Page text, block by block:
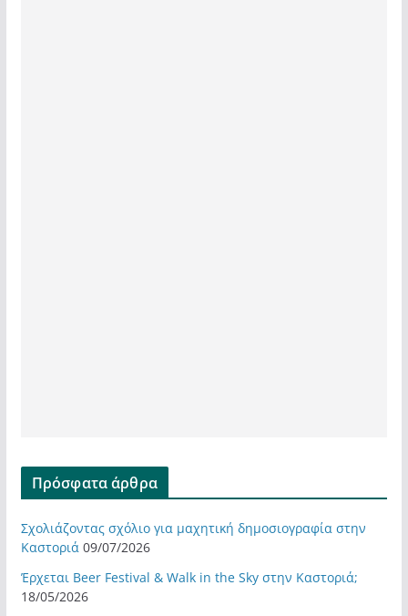
Πρόσφατα άρθρα
Σχολιάζοντας σχόλιο για μαχητική δημοσιογραφία στην
Καστοριά 09/07/2026
Έρχεται Beer Festival & Walk in the Sky στην Καστοριά;
18/05/2026